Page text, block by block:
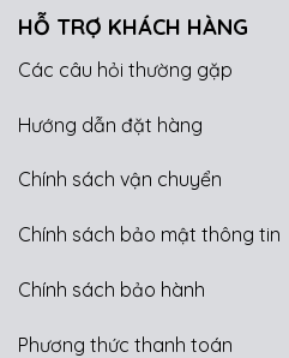
HỖ TRỢ KHÁCH HÀNG
Các câu hỏi thường gặp
Hướng dẫn đặt hàng
Chính sách vận chuyển
Chính sách bảo mật thông tin
Chính sách bảo hành
Phương thức thanh toán